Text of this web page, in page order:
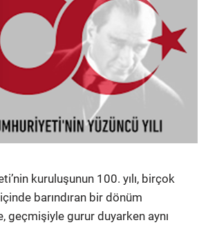
kuruluşunun 100. yılı, birçok
barındıran bir dönüm
geçmişiyle gurur duyarken aynı